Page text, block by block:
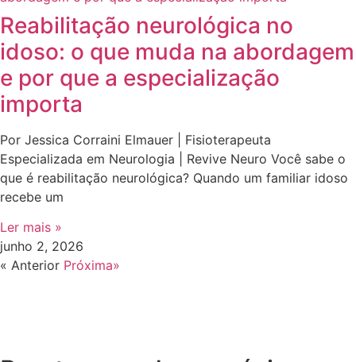
Reabilitação neurológica no
idoso: o que muda na abordagem
e por que a especialização
importa
Por Jessica Corraini Elmauer | Fisioterapeuta
Especializada em Neurologia | Revive Neuro Você sabe o
que é reabilitação neurológica? Quando um familiar idoso
recebe um
Ler mais »
junho 2, 2026
« Anterior Próxima»